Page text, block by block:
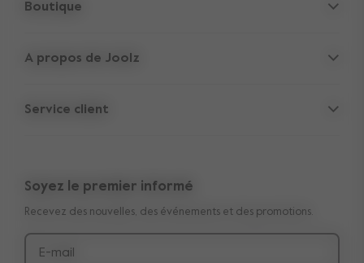
Boutique
Accessoires
Pièces de rechange
A propos de Joolz
Informations sur la société
Acheter le look
Médias et collaborations
Service client
Manuels
Livraison et paiement
Soyez le premier informé
Recevez des nouvelles, des événements et des promotions.
E-mail